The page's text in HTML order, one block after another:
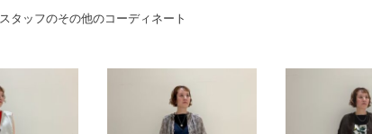
スタッフのその他のコーディネート